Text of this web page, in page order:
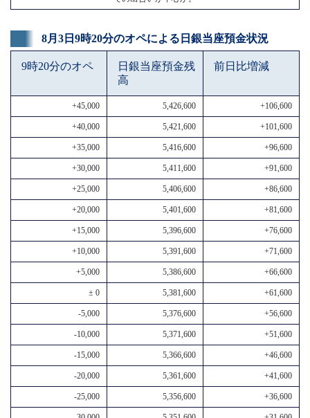
8月3日9時20分のオペによる日銀当座預金状況
9時20分のオペ
日銀当座預金残
高
前日比増減
+45,000 5,426,600 +106,600
+40,000 5,421,600 +101,600
+35,000 5,416,600 +96,600
+30,000 5,411,600 +91,600
+25,000 5,406,600 +86,600
+20,000 5,401,600 +81,600
+15,000 5,396,600 +76,600
+10,000 5,391,600 +71,600
+5,000 5,386,600 +66,600
± 0 5,381,600 +61,600
-5,000 5,376,600 +56,600
-10,000 5,371,600 +51,600
-15,000 5,366,600 +46,600
-20,000 5,361,600 +41,600
-25,000 5,356,600 +36,600